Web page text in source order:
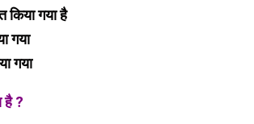
किया गया है
गया
गया
है ?